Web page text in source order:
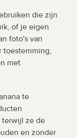
die zijn
of je eigen
foto's van
toestemming,
met
te
terwijl ze de
en zonder